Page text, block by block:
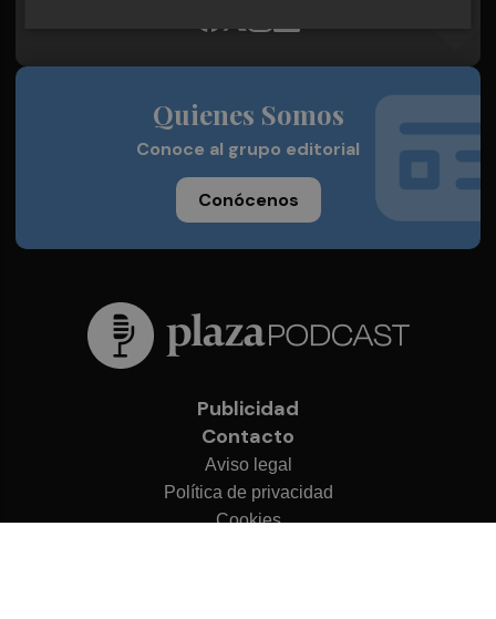
Quienes Somos
Conoce al grupo editorial
Conócenos
Publicidad
Contacto
Aviso legal
Política de privacidad
Cookies